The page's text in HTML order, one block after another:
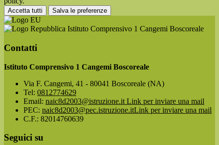
Accetta tutti Salva le preferenze
Istituto Comprensivo 1 Cangemi Boscoreale
Contatti
Istituto Comprensivo 1 Cangemi Boscoreale
Via F. Cangemi, 41 - 80041 Boscoreale (NA)
Tel: 0812774629
Email: naic8d2003@istruzione.it Link per inviare una mail
PEC: naic8d2003@pec.istruzione.itLink per inviare una mail
C.F.: 82014760639
Seguici su